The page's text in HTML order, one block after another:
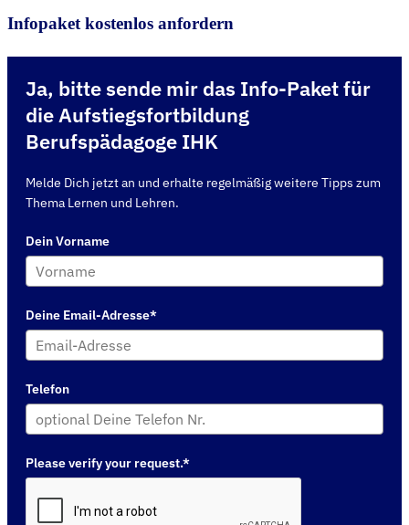
Infopaket kostenlos anfordern
Ja, bitte sende mir das Info-Paket für
die Aufstiegsfortbildung
Berufspädagoge IHK
Melde Dich jetzt an und erhalte regelmäßig weitere Tipps zum
Thema Lernen und Lehren.
Dein Vorname
Deine Email-Adresse*
Telefon
Please verify your request.*